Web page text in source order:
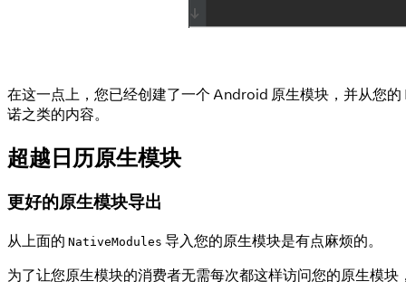
在这一点上，您已经创建了一个 Android 原生模块，并从您
诺之类的内容。
超越日历原生模块
更好的原生模块导出
从上面的 NativeModules 导入您的原生模块是有点麻烦的。
为了让您原生模块的消费者无需每次都这样访问您的原生模